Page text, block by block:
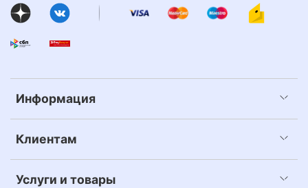
Информация
Клиентам
Услуги и товары